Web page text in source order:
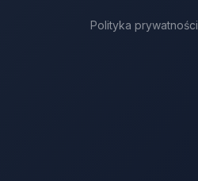
Polityka prywatności